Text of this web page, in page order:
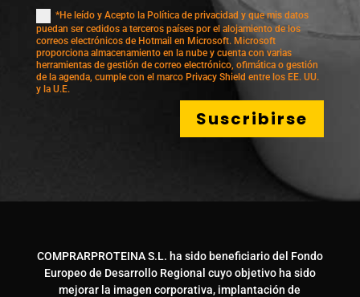
*He leído y Acepto la Política de privacidad y que mis datos
puedan ser cedidos a terceros países por el alojamiento de los
correos electrónicos de Hotmail en Microsoft. Microsoft
proporciona almacenamiento en la nube y cuenta con varias
herramientas de gestión de correo electrónico, ofimática o gestión
de la agenda, cumple con el marco Privacy Shield entre los EE. UU.
y la U.E.
Suscribirse
COMPRARPROTEINA S.L. ha sido beneficiario del Fondo
Europeo de Desarrollo Regional cuyo objetivo ha sido
mejorar la imagen corporativa, implantación de